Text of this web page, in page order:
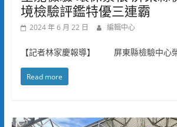
境檢驗評鑑特優三連霸
2024 年 6 月 22 日 編輯中心
【記者林家慶報導】 屏東縣檢驗中心
Read more